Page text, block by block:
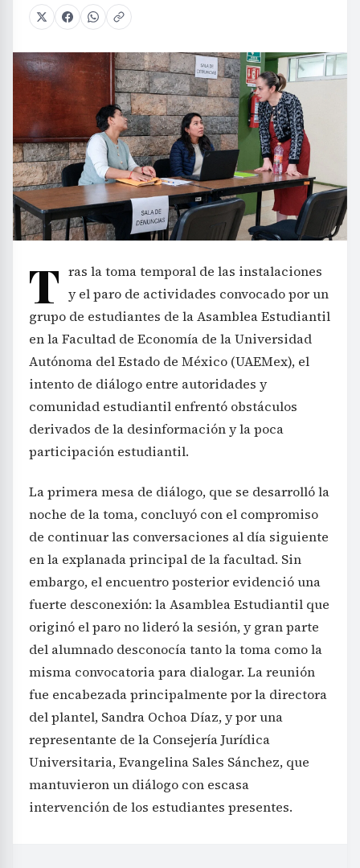
T ras la toma temporal de las instalaciones
y el paro de actividades convocado por un
grupo de estudiantes de la Asamblea Estudiantil
en la Facultad de Economía de la Universidad
Autónoma del Estado de México (UAEMex), el
intento de diálogo entre autoridades y
comunidad estudiantil enfrentó obstáculos
derivados de la desinformación y la poca
participación estudiantil.
La primera mesa de diálogo, que se desarrolló la
noche de la toma, concluyó con el compromiso
de continuar las conversaciones al día siguiente
en la explanada principal de la facultad. Sin
embargo, el encuentro posterior evidenció una
fuerte desconexión: la Asamblea Estudiantil que
originó el paro no lideró la sesión, y gran parte
del alumnado desconocía tanto la toma como la
misma convocatoria para dialogar. La reunión
fue encabezada principalmente por la directora
del plantel, Sandra Ochoa Díaz, y por una
representante de la Consejería Jurídica
Universitaria, Evangelina Sales Sánchez, que
mantuvieron un diálogo con escasa
intervención de los estudiantes presentes.